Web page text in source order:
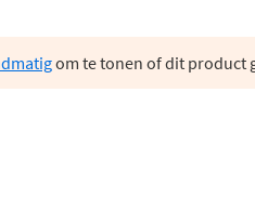
om te tonen of dit product